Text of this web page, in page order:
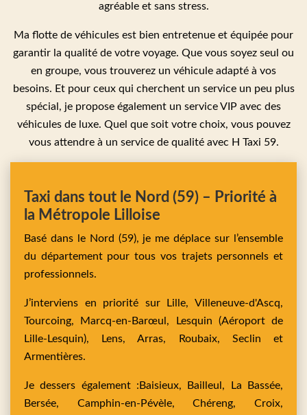
agréable et sans stress.
Ma flotte de véhicules est bien entretenue et équipée pour
garantir la qualité de votre voyage. Que vous soyez seul ou
en groupe, vous trouverez un véhicule adapté à vos
besoins. Et pour ceux qui cherchent un service un peu plus
spécial, je propose également un service VIP avec des
véhicules de luxe. Quel que soit votre choix, vous pouvez
vous attendre à un service de qualité avec H Taxi 59.
Taxi dans tout le Nord (59) – Priorité à
la Métropole Lilloise
Basé dans le Nord (59), je me déplace sur l’ensemble
du département pour tous vos trajets personnels et
professionnels.
J’interviens en priorité surLille,Villeneuve-d'Ascq,
Tourcoing,
Marcq-en-Barœul, Lesquin (Aéroport de
Lille-Lesquin), Lens,Arras, Roubaix, Seclin et
Armentières.
Je dessers également : Baisieux, Bailleul,
La Bassée,
Bersée, Camphin-en-Pévèle,Chéreng,Croix,